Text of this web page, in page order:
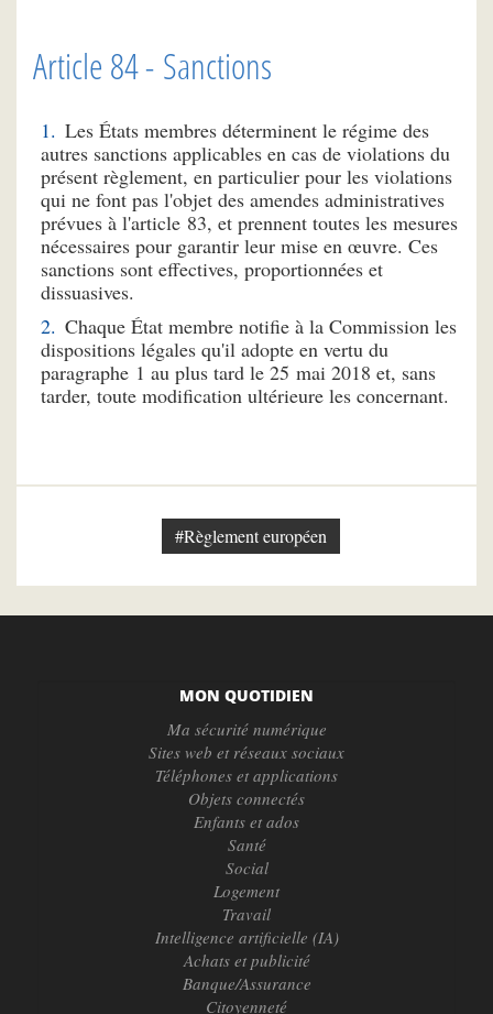
Article 84 - Sanctions
Les États membres déterminent le régime des
autres sanctions applicables en cas de violations du
présent règlement, en particulier pour les violations
qui ne font pas l'objet des amendes administratives
prévues à l'article 83, et prennent toutes les mesures
nécessaires pour garantir leur mise en œuvre. Ces
sanctions sont effectives, proportionnées et
dissuasives.
Chaque État membre notifie à la Commission les
dispositions légales qu'il adopte en vertu du
paragraphe 1 au plus tard le 25 mai 2018 et, sans
tarder, toute modification ultérieure les concernant.
#Règlement européen
MON QUOTIDIEN
Ma sécurité numérique
Sites web et réseaux sociaux
Téléphones et applications
Objets connectés
Enfants et ados
Santé
Social
Logement
Travail
Intelligence artificielle (IA)
Achats et publicité
Banque/Assurance
Citoyenneté